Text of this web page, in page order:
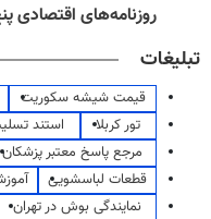
روزنامه‌های اقتصادی پنج‌شنبه ۱۵
تبلیغات
قیمت شیشه سکوریت
تور کربلا
استند
مرجع پاسخ معتبر پزشکان
قطعات لباسشویی
نمایندگی بوش در تهران